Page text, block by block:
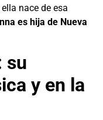
nace de esa
es hija de Nueva
su
y en la